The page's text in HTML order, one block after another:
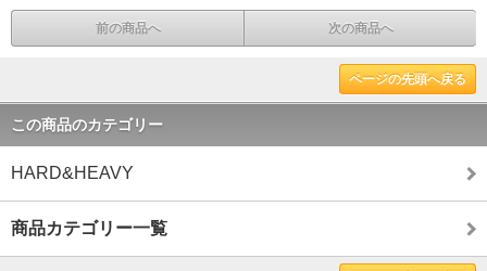
前の商品へ 次の商品へ
ページの先頭へ戻る
この商品のカテゴリー
HARD&HEAVY
商品カテゴリー一覧